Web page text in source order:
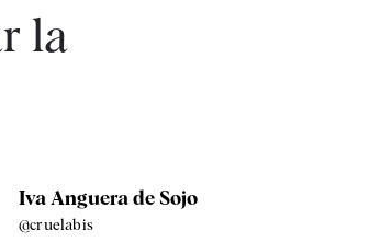
la
Iva Anguera de Sojo
@cruelabis